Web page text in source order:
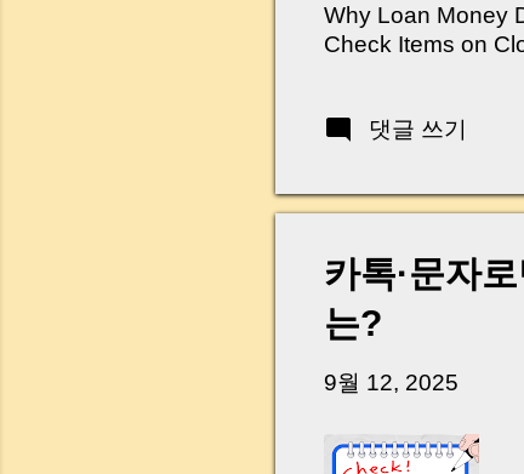
Why Loan Money
Check Items on
억 원이 한 번에 움
황이 있었습니다.
“매도인이 대출 안
꼭 준비해야 하는
하시면, 잔금일이
Introduction (Tap
댓글 쓰기
카톡·문자
는?
9월 12, 2025